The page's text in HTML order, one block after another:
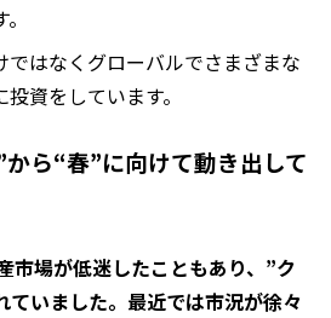
ではなくグローバルでさまざまな
資をしています。
ら“春”に向けて動き出して
場が低迷したこともあり、”ク
ていました。最近では市況が徐々